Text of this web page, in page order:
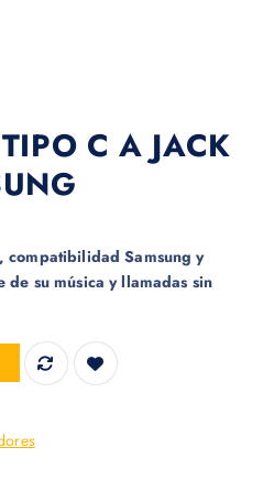
C A JACK
compatibilidad Samsung y
su música y llamadas sin
SAMSUNG cantidad